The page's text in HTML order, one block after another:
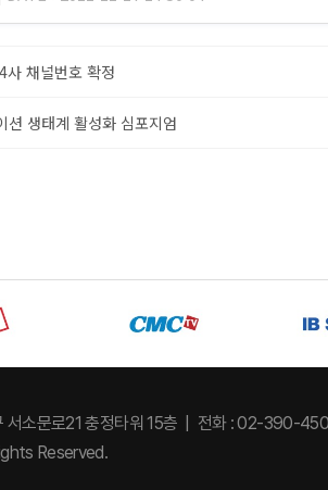
사 채널번호 확정
션 생태계 활성화 심포지엄
서소문로21 충정타워 15층 전화 : 02-390-
Reserved.